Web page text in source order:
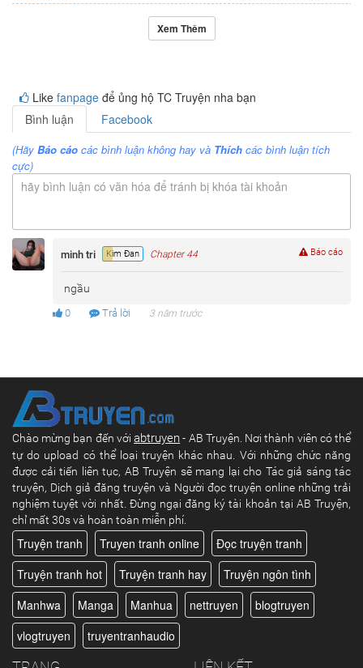
Xem Thêm
Like fanpage để ủng hộ TC Truyện nha bạn
Bình luận
Facebook
(Hãy Báo cáo các bình luận không hay và Thích các bình luận tích
cực)
hãy bình luận có văn hóa để tránh bị khóa tài khoản
minh tri Kim Đan Chapter 44
ngầu
0 Trả lời 3 năm trước
Báo cáo
Chào mừng bạn đến vớiabtruyen- AB Truyện. Nơi thành viên có thể
tự do upload có thể loại truyện khác nhau. Với những chức năng
được cải tiến liên tục, AB Truyện sẽ mang lại cho Tác giả sáng tác
truyện, Dịch giả đăng truyện và Người đọc truyện online những trải
nghiệm tuyệt vời nhất. Đừng ngại đăng ký tài khoản tại AB Truyện,
chỉ mất 30s và hoàn toàn miễn phí.
Truyện tranh Truyen tranh online
Đọc truyện tranh
Truyện tranh hot
Truyện tranh hay
Truyện ngôn tình
Manhwa
Manga Manhua nettruyen
blogtruyen
vlogtruyen
truyentranhaudio